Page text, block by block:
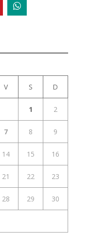
V S D
1 2
7 8 9
14 15 16
21 22 23
28 29 30